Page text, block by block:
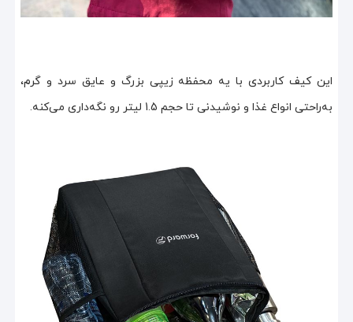
این کیف کاربردی با یه محفظه زیپی بزرگ و عایق سرد و گرم،
به‌راحتی انواع غذا و نوشیدنی تا حجم 1.5 لیتر رو نگه‌داری می‌کنه.